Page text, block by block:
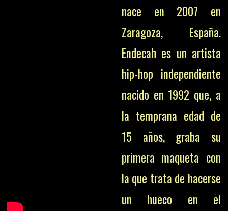
nace en 2007 en
Zaragoza, España.
Endecah es un artista
hip-hop independiente
nacido en 1992 que, a
la temprana edad de
15 años, graba su
primera maqueta con
la que trata de hacerse
un hueco en el